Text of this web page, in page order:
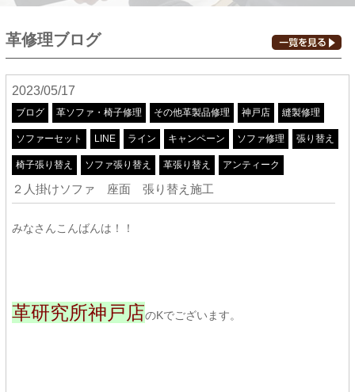
革修理ブログ
2023/05/17
ブログ 革ソファ・椅子修理 その他革製品修理 神戸店 縫製修理
ソファーセット LINE ライン キャンペーン ソファ修理 張り替え
椅子張り替え ソファ張り替え 革張り替え アンティーク
２人掛けソファ 座面 張り替え施工
みなさんこんばんは！！
革研究所神戸店のKでございます。